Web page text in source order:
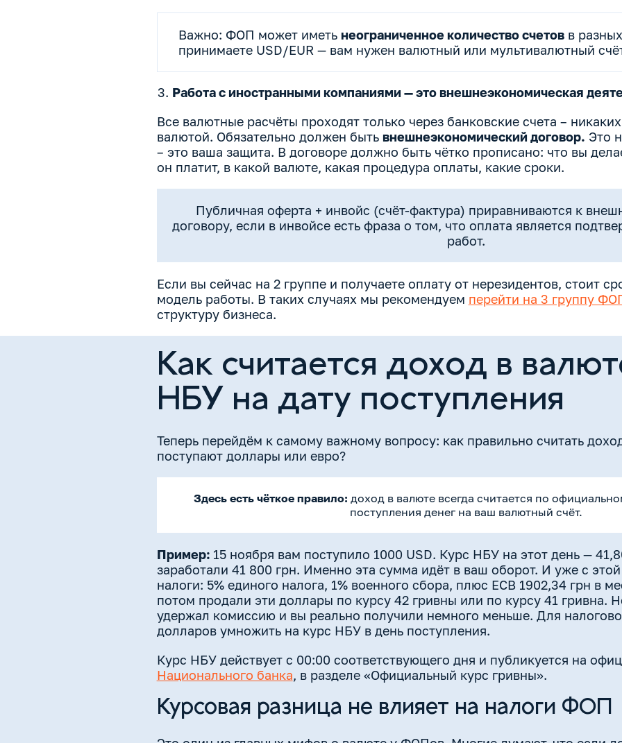
Важно: ФОП может иметь неограниченное количество счетовв
принимаете USD/EUR — вам нужен валютный или мультивалютный
Работа с иностранными компаниями — это внешнеэкономическая
Все валютные расчёты проходят только через банковские счета –
валютой. Обязательно должен быть внешнеэкономический договор. Это
– это ваша защита. В договоре должно быть чётко прописано: что вы
он платит, в какой валюте, какая процедура оплаты, какие сроки.
Публичная оферта + инвойс (счёт-фактура) приравниваются к
договору, если в инвойсе есть фраза о том, что оплата является
работ.
Если вы сейчас на 2 группе и получаете оплату от нерезидентов, стоит
модель работы. В таких случаях мы рекомендуем перейти на 3 группу
структуру бизнеса.
Как считается доход в
НБУ на дату поступления
Теперь перейдём к самому важному вопросу: как правильно считать
поступают доллары или евро?
Здесь есть чёткое правило: доход в валюте всегда считается по
поступления денег на ваш валютный счёт.
Пример: 15 ноября вам поступило 1000 USD. Курс НБУ на этот день —
заработали 41 800 грн. Именно эта сумма идёт в ваш оборот. И уже с
налоги: 5% единого налога, 1% военного сбора, плюс ЕСВ 1902,34 грн в
потом продали эти доллары по курсу 42 гривны или по курсу 41 гривна.
удержал комиссию и вы реально получили немного меньше. Для
долларов умножить на курс НБУ в день поступления.
Курс НБУ действует с 00:00 соответствующего дня и публикуется на
Национального банка, в разделе «Официальный курс гривны».
Курсовая разница не влияет на налоги ФОП